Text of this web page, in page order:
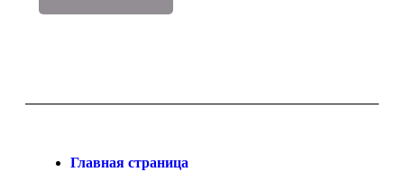
Главная страница